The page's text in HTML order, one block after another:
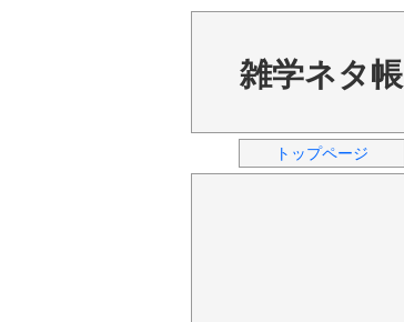
雑学ネタ帳
トップページ